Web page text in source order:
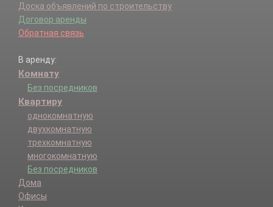
Доска объявлений по строительству
Договор аренды
Обратная связь
В аренду:
Комнату
Без посредников
Квартиру
однокомнатную
двухкомнатную
трехкомнатную
многокомнатную
Без посредников
Дома
Офисы